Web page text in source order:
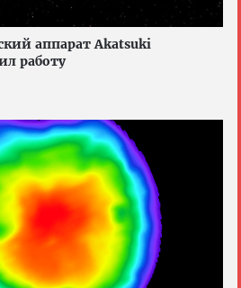
аппарат Akatsuki
работу